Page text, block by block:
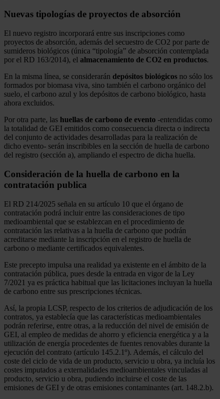
Nuevas tipologías de proyectos de absorción
El nuevo registro incorporará entre sus inscripciones como
proyectos de absorción, además del secuestro de CO2 por parte de
sumideros biológicos (única “tipología” de absorción contemplada
por el RD 163/2014), el almacenamiento de CO2 en productos.
En la misma línea, se considerarán depósitos biológicos no sólo los
formados por biomasa viva, sino también el carbono orgánico del
suelo, el carbono azul y los depósitos de carbono biológico, hasta
ahora excluidos.
Por otra parte, las huellas de carbono de evento -entendidas como
la totalidad de GEI emitidos como consecuencia directa o indirecta
del conjunto de actividades desarrolladas para la realización de
dicho evento- serán inscribibles en la sección de huella de carbono
del registro (sección a), ampliando el espectro de dicha huella.
Consideración de la huella de carbono en la
contratación publica
El RD 214/2025 señala en su artículo 10 que el órgano de
contratación podrá incluir entre las consideraciones de tipo
medioambiental que se establezcan en el procedimiento de
contratación las relativas a la huella de carbono que podrán
acreditarse mediante la inscripción en el registro de huella de
carbono o mediante certificados equivalentes.
Este precepto impulsa una realidad ya existente en el ámbito de la
contratación pública, pues desde la entrada en vigor de la Ley
7/2021 ya es práctica habitual que las licitaciones incluyan la huella
de carbono entre sus prescripciones técnicas.
Así, la propia LCSP, respecto de los criterios de adjudicación de los
contratos, ya establecía que las características medioambientales
podrán referirse, entre otras, a la reducción del nivel de emisión de
GEI, al empleo de medidas de ahorro y eficiencia energética y a la
utilización de energía procedentes de fuentes renovables durante la
ejecución del contrato (artículo 145.2.1º). Además, el cálculo del
coste del ciclo de vida de un producto, servicio u obra, ya incluía los
costes imputados a externalidades medioambientales vinculadas al
producto, servicio u obra, pudiendo incluirse el coste de las
emisiones de GEI y de otras emisiones contaminantes (art. 148.2.b).